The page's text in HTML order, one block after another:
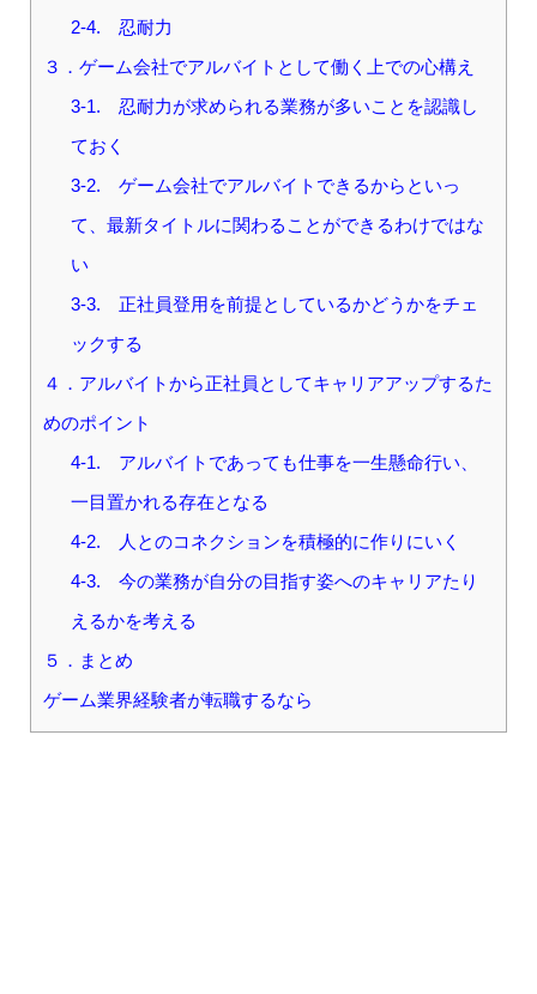
2-4. 忍耐力
３．ゲーム会社でアルバイトとして働く上での心構え
3-1. 忍耐力が求められる業務が多いことを認識し
ておく
3-2. ゲーム会社でアルバイトできるからといっ
て、最新タイトルに関わることができるわけではな
い
3-3. 正社員登用を前提としているかどうかをチェ
ックする
４．アルバイトから正社員としてキャリアアップするた
めのポイント
4-1. アルバイトであっても仕事を一生懸命行い、
一目置かれる存在となる
4-2. 人とのコネクションを積極的に作りにいく
4-3. 今の業務が自分の目指す姿へのキャリアたり
えるかを考える
５．まとめ
ゲーム業界経験者が転職するなら